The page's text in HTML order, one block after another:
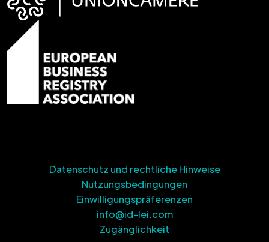
Datenschutz und rechtliche Hinweise
Nutzungsbedingungen
Einwilligungspräferenzen
info@id-lei.com
Zugänglichkeit